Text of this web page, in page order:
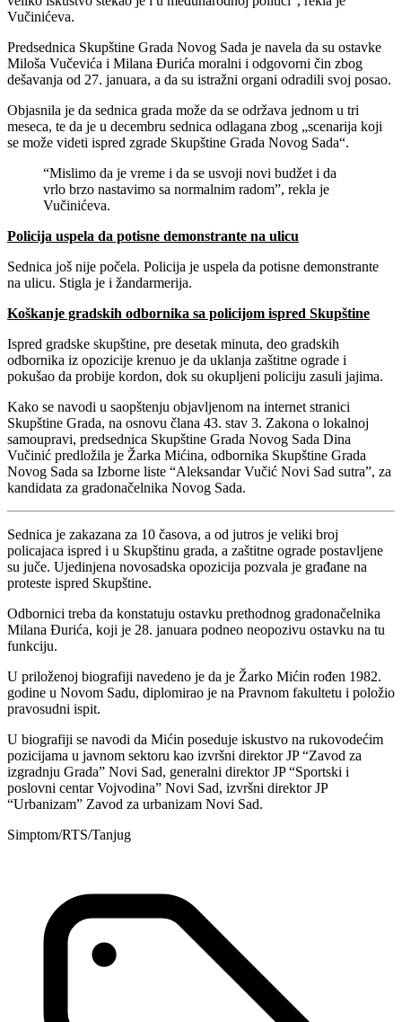
Vučinićeva.
Predsednica Skupštine Grada Novog Sada je navela da su ostavke
Miloša Vučevića i Milana Đurića moralni i odgovorni čin zbog
dešavanja od 27. januara, a da su istražni organi odradili svoj posao.
Objasnila je da sednica grada može da se održava jednom u tri
meseca, te da je u decembru sednica odlagana zbog „scenarija koji
se može videti ispred zgrade Skupštine Grada Novog Sada“.
“Mislimo da je vreme i da se usvoji novi budžet i da
vrlo brzo nastavimo sa normalnim radom”, rekla je
Vučinićeva.
Policija uspela da potisne demonstrante na ulicu
Sednica još nije počela. Policija je uspela da potisne demonstrante
na ulicu. Stigla je i žandarmerija.
Koškanje gradskih odbornika sa policijom ispred Skupštine
Ispred gradske skupštine, pre desetak minuta, deo gradskih
odbornika iz opozicije krenuo je da uklanja zaštitne ograde i
pokušao da probije kordon, dok su okupljeni policiju zasuli jajima.
Kako se navodi u saopštenju objavljenom na internet stranici
Skupštine Grada, na osnovu člana 43. stav 3. Zakona o lokalnoj
samoupravi, predsednica Skupštine Grada Novog Sada Dina
Vučinić predložila je Žarka Mićina, odbornika Skupštine Grada
Novog Sada sa Izborne liste “Aleksandar Vučić Novi Sad sutra”, za
kandidata za gradonačelnika Novog Sada.
Sednica je zakazana za 10 časova, a od jutros je veliki broj
policajaca ispred i u Skupštinu grada, a zaštitne ograde postavljene
su juče. Ujedinjena novosadska opozicija pozvala je građane na
proteste ispred Skupštine.
Odbornici treba da konstatuju ostavku prethodnog gradonačelnika
Milana Đurića, koji je 28. januara podneo neopozivu ostavku na tu
funkciju.
U priloženoj biografiji navedeno je da je Žarko Mićin rođen 1982.
godine u Novom Sadu, diplomirao je na Pravnom fakultetu i položio
pravosudni ispit.
U biografiji se navodi da Mićin poseduje iskustvo na rukovodećim
pozicijama u javnom sektoru kao izvršni direktor JP “Zavod za
izgradnju Grada” Novi Sad, generalni direktor JP “Sportski i
poslovni centar Vojvodina” Novi Sad, izvršni direktor JP
“Urbanizam” Zavod za urbanizam Novi Sad.
Simptom/RTS/Tanjug